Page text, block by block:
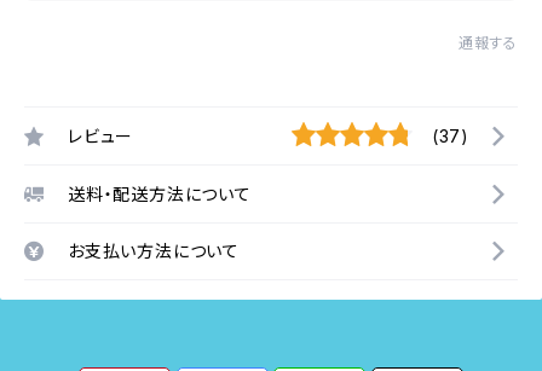
通報する
レビュー (37)
送料・配送方法について
お支払い方法について